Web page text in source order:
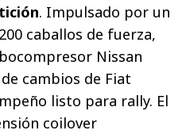
. Impulsado por un
caballos de fuerza,
Nissan
de cambios de Fiat
listo para rally. El
coilover